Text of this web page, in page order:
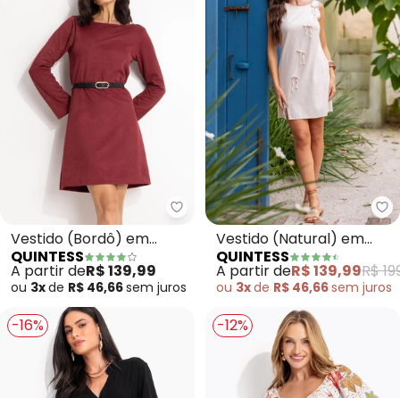
Quintess - Vestido (Bordô) em
Vestido (Bordô) em
Malha Suede Encorpada
QUINTESS
A partir deR$ 139,99
ou 3xde R$ 46,66sem juros
Vestido (Natural) em
Linho
QUINTESS
A partir deR$ 139,99R$
ou 3xde R$ 46,66sem juros
-16% -12%